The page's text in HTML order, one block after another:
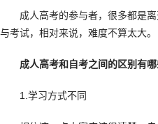
成人高考的参与者，很多都是离
与考试，相对来说，难度不算太大。
成人高考和自考之间的区别有哪
1.学习方式不同